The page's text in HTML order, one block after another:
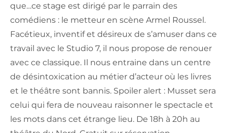
que…ce stage est dirigé par le parrain des
comédiens : le metteur en scène Armel Roussel.
Facétieux, inventif et désireux de s’amuser dans ce
travail avec le Studio 7, il nous propose de renouer
avec ce classique. Il nous entraine dans un centre
de désintoxication au métier d’acteur où les livres
et le théâtre sont bannis. Spoiler alert : Musset sera
celui qui fera de nouveau raisonner le spectacle et
les mots dans cet étrange lieu. De 18h à 20h au